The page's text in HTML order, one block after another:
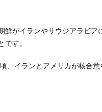
鮮がイランやサウジアラビア
です。
、イランとアメリカが核合